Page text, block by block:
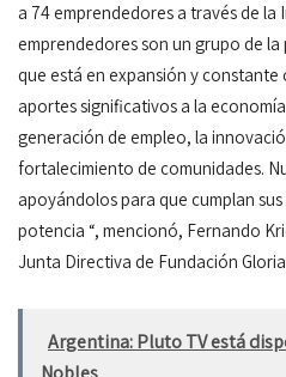
a 74 emprendedores a través de la
emprendedores son un grupo de
que está en expansión y
aportes significativos a la
generación de empleo, la
fortalecimiento de comunidades.
apoyándolos para que cumplan
potencia “, mencionó, Fernando
Junta Directiva de Fundación
Argentina: Pluto TV está